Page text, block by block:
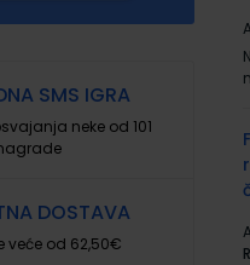
SMS IGRA
neke od 101
DOSTAVA
veće od 62,50€